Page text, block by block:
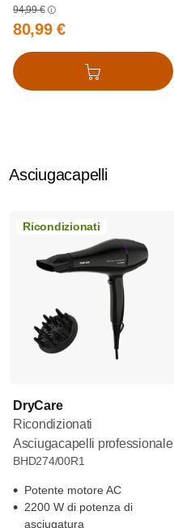
94,99 €
80,99 €
Aggiungi al carrello
Asciugacapelli
Ricondizionati
DryCare
Ricondizionati
Asciugacapelli professionale
BHD274/00R1
Potente motore AC
2200 W di potenza di
asciugatura